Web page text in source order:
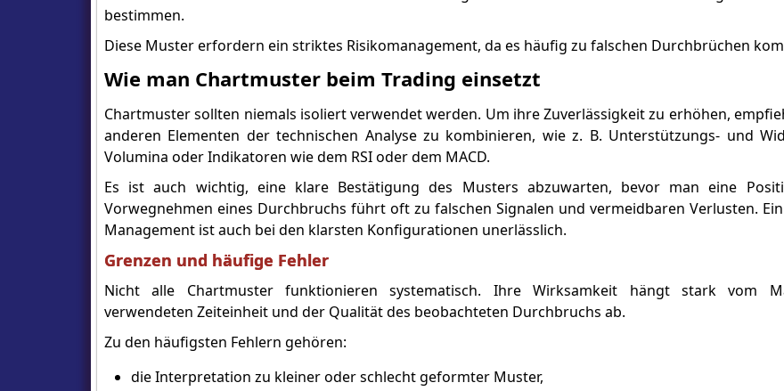
bestimmen.
Diese Muster erfordern ein striktes Risikomanagement, da es häufig zu falschen Durchbrüchen
Wie man Chartmuster beim Trading einsetzt
Chartmuster sollten niemals isoliert verwendet werden. Um ihre Zuverlässigkeit zu erhöhen,
anderen Elementen der technischen Analyse zu kombinieren, wie z. B. Unterstützungs- und
Volumina oder Indikatoren wie dem RSI oder dem MACD.
Es ist auch wichtig, eine klare Bestätigung des Musters abzuwarten, bevor man eine
Vorwegnehmen eines Durchbruchs führt oft zu falschen Signalen und vermeidbaren Verlusten.
Management ist auch bei den klarsten Konfigurationen unerlässlich.
Grenzen und häufige Fehler
Nicht alle Chartmuster funktionieren systematisch. Ihre Wirksamkeit hängt stark vom
verwendeten Zeiteinheit und der Qualität des beobachteten Durchbruchs ab.
Zu den häufigsten Fehlern gehören:
die Interpretation zu kleiner oder schlecht geformter Muster,